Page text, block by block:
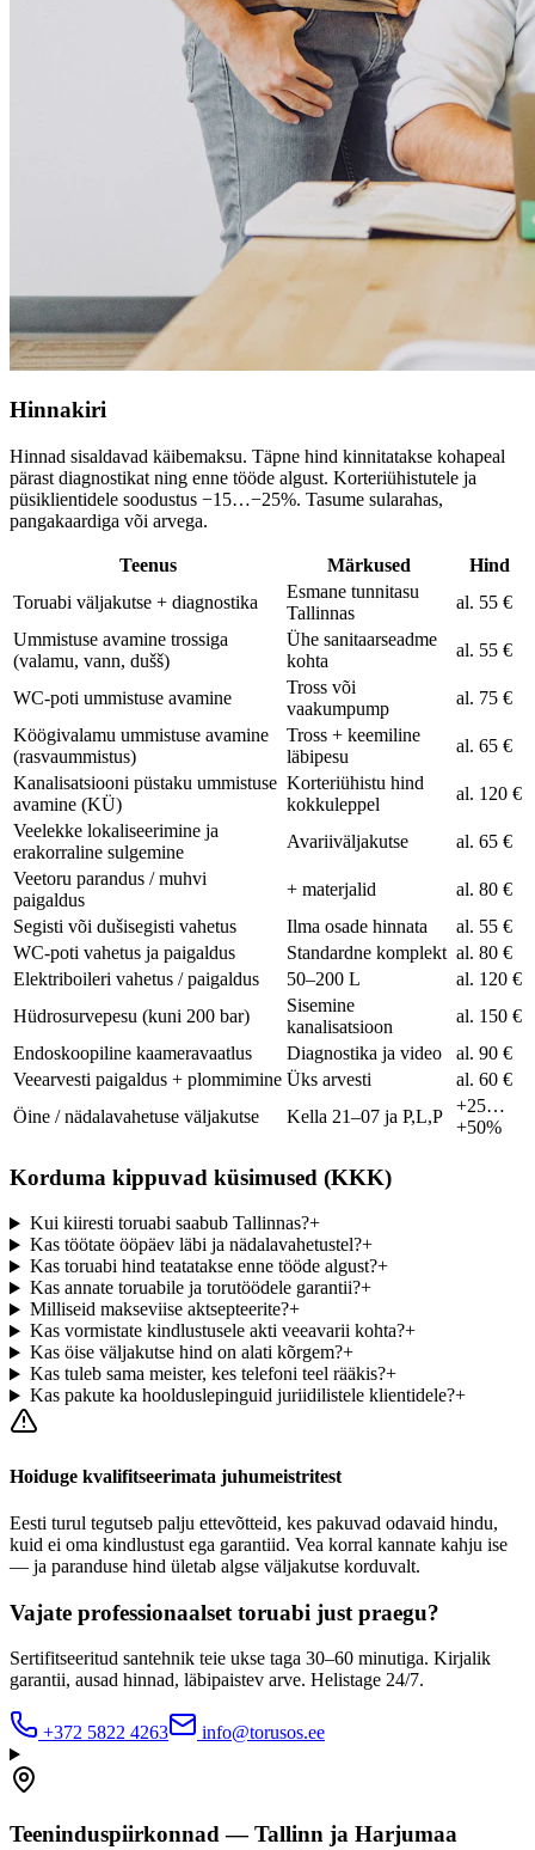
Hinnakiri
Hinnad sisaldavad käibemaksu. Täpne hind kinnitatakse kohapeal
pärast diagnostikat ning enne tööde algust. Korteriühistutele ja
püsiklientidele soodustus −15…−25%. Tasume sularahas,
pangakaardiga või arvega.
Teenus Märkused
Hind
Toruabi väljakutse + diagnostika
Esmane tunnitasu
Tallinnas
al. 55 €
Ummistuse avamine trossiga
(valamu, vann, dušš)
Ühe sanitaarseadme
kohta
al. 55 €
WC-poti ummistuse avamine
Tross või
vaakumpump
al. 75 €
Köögivalamu ummistuse avamine
(rasvaummistus)
Tross + keemiline
läbipesu
al. 65 €
Kanalisatsiooni püstaku ummistuse
avamine (KÜ)
Korteriühistu hind
kokkuleppel
al. 120 €
Veelekke lokaliseerimine ja
erakorraline sulgemine
Avariiväljakutse
al. 65 €
Veetoru parandus / muhvi
paigaldus
+ materjalid
al. 80 €
Segisti või dušisegisti vahetus
Ilma osade hinnata
al. 55 €
WC-poti vahetus ja paigaldus
Standardne komplekt al. 80 €
Elektriboileri vahetus / paigaldus
50–200 L
al. 120 €
Hüdrosurvepesu (kuni 200 bar)
Sisemine
kanalisatsioon
al. 150 €
Endoskoopiline kaameravaatlus
Diagnostika ja video
al. 90 €
Veearvesti paigaldus + plommimine Üks arvesti
al. 60 €
Öine / nädalavahetuse väljakutse
Kella 21–07 ja P,L,P
+25…
+50%
Korduma kippuvad küsimused (KKK)
Kui kiiresti toruabi saabub Tallinnas?+
Kas töötate ööpäev läbi ja nädalavahetustel?+
Kas toruabi hind teatatakse enne tööde algust?+
Kas annate toruabile ja torutöödele garantii?+
Milliseid makseviise aktsepteerite?+
Kas vormistate kindlustusele akti veeavarii kohta?+
Kas öise väljakutse hind on alati kõrgem?+
Kas tuleb sama meister, kes telefoni teel rääkis?+
Kas pakute ka hoolduslepinguid juriidilistele klientidele?+
Hoiduge kvalifitseerimata juhumeistritest
Eesti turul tegutseb palju ettevõtteid, kes pakuvad odavaid hindu,
kuid ei oma kindlustust ega garantiid. Vea korral kannate kahju ise
— ja paranduse hind ületab algse väljakutse korduvalt.
Vajate professionaalset toruabi just praegu?
Sertifitseeritud santehnik teie ukse taga 30–60 minutiga. Kirjalik
garantii, ausad hinnad, läbipaistev arve. Helistage 24/7.
+372 5822 4263 info@torusos.ee
Teeninduspiirkonnad — Tallinn ja Harjumaa